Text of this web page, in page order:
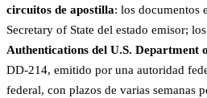
circuitos de apostilla: los documentos
Secretary of State del estado emisor; los
Authentications del U.S. Department
DD-214, emitido por una autoridad
federal, con plazos de varias semanas